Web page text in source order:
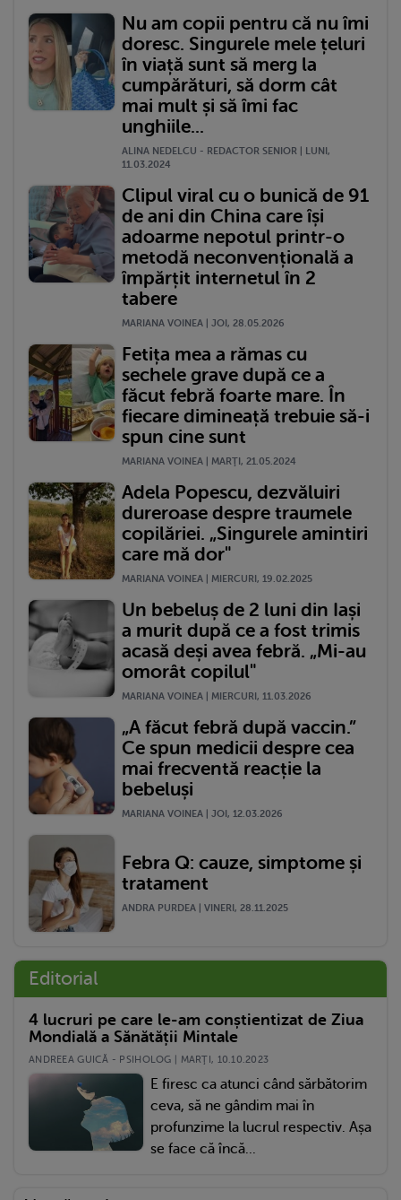
Nu am copii pentru că nu îmi
doresc. Singurele mele țeluri
în viață sunt să merg la
cumpărături, să dorm cât
mai mult și să îmi fac
unghiile...
ALINA NEDELCU - REDACTOR SENIOR | LUNI,
11.03.2024
Clipul viral cu o bunică de 91
de ani din China care își
adoarme nepotul printr-o
metodă neconvențională a
împărțit internetul în 2
tabere
MARIANA VOINEA | JOI, 28.05.2026
Fetița mea a rămas cu
sechele grave după ce a
făcut febră foarte mare. În
fiecare dimineață trebuie să-i
spun cine sunt
MARIANA VOINEA | MARŢI, 21.05.2024
Adela Popescu, dezvăluiri
dureroase despre traumele
copilăriei. „Singurele amintiri
care mă dor"
MARIANA VOINEA | MIERCURI, 19.02.2025
Un bebeluș de 2 luni din Iași
a murit după ce a fost trimis
acasă deși avea febră. „Mi-au
omorât copilul"
MARIANA VOINEA | MIERCURI, 11.03.2026
„A făcut febră după vaccin.”
Ce spun medicii despre cea
mai frecventă reacție la
bebeluși
MARIANA VOINEA | JOI, 12.03.2026
Febra Q: cauze, simptome și
tratament
ANDRA PURDEA | VINERI, 28.11.2025
Editorial
4 lucruri pe care le-am conștientizat de Ziua
Mondială a Sănătății Mintale
ANDREEA GUICĂ - PSIHOLOG | MARŢI, 10.10.2023
E firesc ca atunci când sărbătorim
ceva, să ne gândim mai în
profunzime la lucrul respectiv. Așa
se face că încă...